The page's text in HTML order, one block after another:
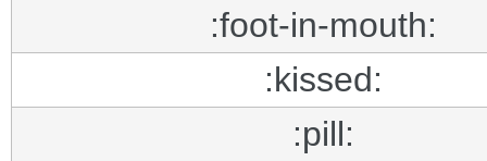
:foot-in-mouth:
:kissed:
:pill: